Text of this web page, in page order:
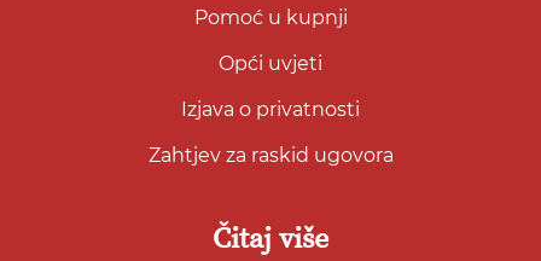
Pomoć u kupnji
Opći uvjeti
Izjava o privatnosti
Zahtjev za raskid ugovora
Čitaj više